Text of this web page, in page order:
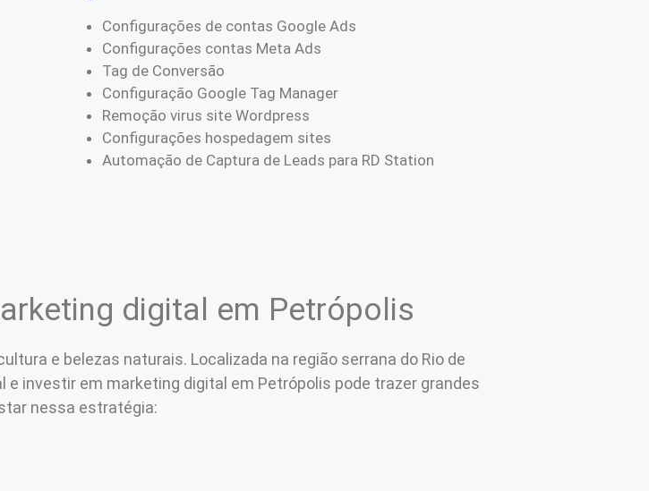
Configurações de contas Google Ads
Configurações contas Meta Ads
Tag de Conversão
Configuração Google Tag Manager
Remoção virus site Wordpress
Configurações hospedagem sites
Automação de Captura de Leads para RD Station
digital em Petrópolis
e belezas naturais. Localizada na região serrana do Rio de
investir em marketing digital em Petrópolis pode trazer grandes
nessa estratégia: